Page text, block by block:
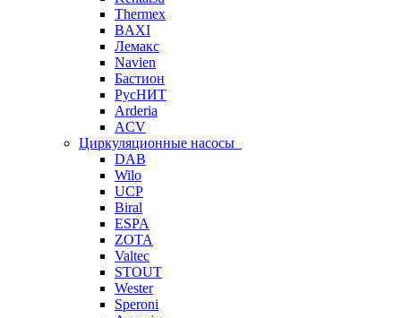
Thermex
BAXI
Лемакс
Navien
Бастион
РусНИТ
Arderia
ACV
Циркуляционные насосы
DAB
Wilo
UCP
Biral
ESPA
ZOTA
Valtec
STOUT
Wester
Speroni